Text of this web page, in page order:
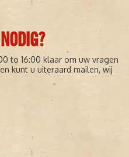
to 16:00 klaar om uw vragen
kunt u uiteraard mailen, wij